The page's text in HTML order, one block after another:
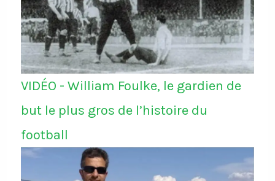
VIDÉO - William Foulke, le gardien de
but le plus gros de l’histoire du
football